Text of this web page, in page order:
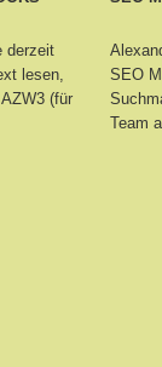
derzeit
lesen,
(für
SEO
Team